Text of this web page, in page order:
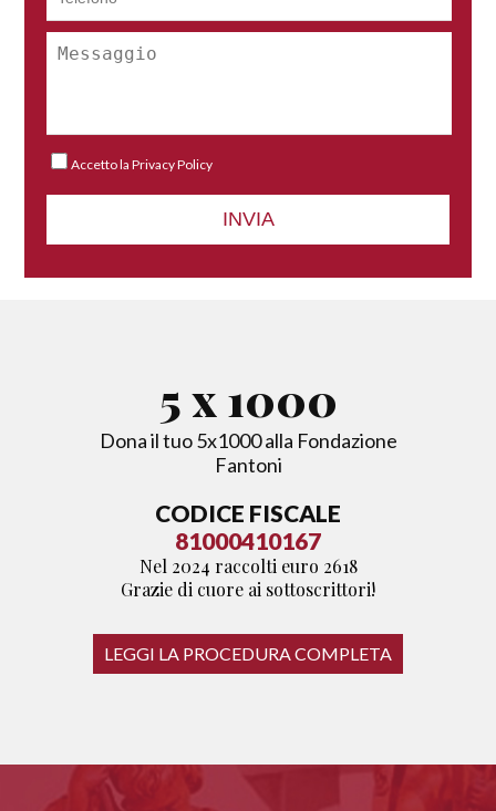
Accetto laPrivacy Policy
5x 1000
Dona il tuo 5x1000 alla Fondazione
Fantoni
CODICE FISCALE
81000410167
Nel 2024 raccolti euro 2618
Grazie di cuore ai sottoscrittori!
LEGGI LA PROCEDURA COMPLETA